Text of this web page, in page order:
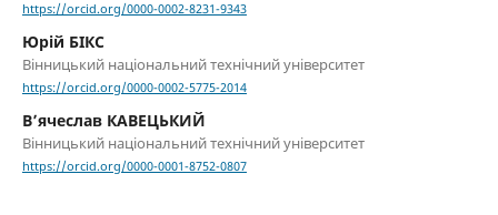
https://orcid.org/0000-0002-8231-9343
Юрій БІКС
Вінницький національний технічний університет
https://orcid.org/0000-0002-5775-2014
В’ячеслав КАВЕЦЬКИЙ
Вінницький національний технічний університет
https://orcid.org/0000-0001-8752-0807